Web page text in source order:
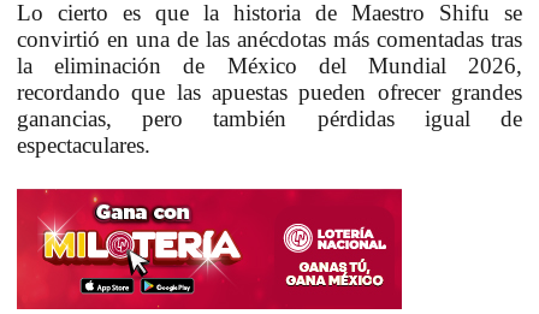
Lo cierto es que la historia de Maestro Shifu se
convirtió en una de las anécdotas más comentadas tras
la eliminación de México del Mundial 2026,
recordando que las apuestas pueden ofrecer grandes
ganancias, pero también pérdidas igual de
espectaculares.